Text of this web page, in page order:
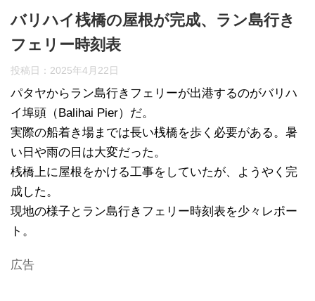
バリハイ桟橋の屋根が完成、ラン島行き
フェリー時刻表
投稿日： 2025年4月22日
パタヤからラン島行きフェリーが出港するのがバリハ
イ埠頭（Balihai Pier）だ。
実際の船着き場までは長い桟橋を歩く必要がある。暑
い日や雨の日は大変だった。
桟橋上に屋根をかける工事をしていたが、ようやく完
成した。
現地の様子とラン島行きフェリー時刻表を少々レポー
ト。
広告